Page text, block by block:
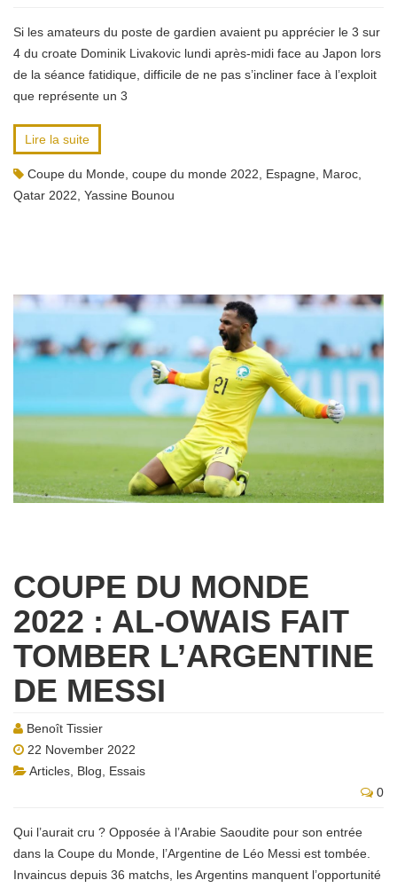
Si les amateurs du poste de gardien avaient pu apprécier le 3 sur
4 du croate Dominik Livakovic lundi après-midi face au Japon lors
de la séance fatidique, difficile de ne pas s’incliner face à l’exploit
que représente un 3
Lire la suite
Coupe du Monde coupe du monde 2022 Espagne Maroc
Qatar 2022 Yassine Bounou
COUPE DU MONDE
2022 : AL-OWAIS FAIT
TOMBER L’ARGENTINE
DE MESSI
Benoît Tissier
22 November 2022
Articles Blog
Essais
0
Qui l’aurait cru ? Opposée à l’Arabie Saoudite pour son entrée
dans la Coupe du Monde, l’Argentine de Léo Messi est tombée.
Invaincus depuis 36 matchs, les Argentins manquent l’opportunité